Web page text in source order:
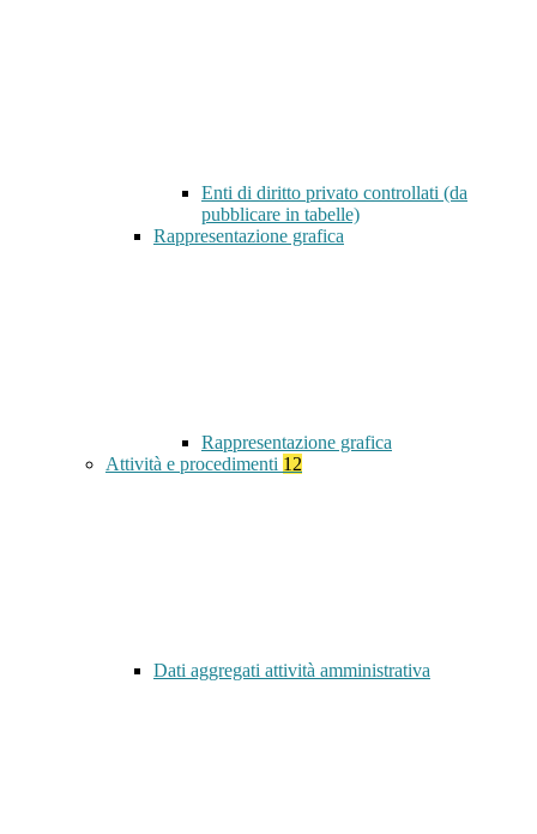
Enti di diritto privato controllati (da
pubblicare in tabelle)
Rappresentazione grafica
Rappresentazione grafica
Attività e procedimenti 12
Dati aggregati attività amministrativa